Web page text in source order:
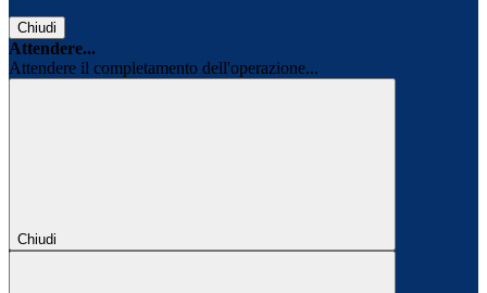
Chiudi
Attendere...
Attendere il completamento dell'operazione...
Chiudi